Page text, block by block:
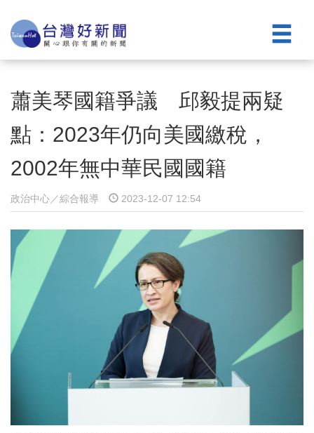
蕭美琴國籍爭議 邱毅提兩疑
點：2023年仍向美國繳稅，
2002年無中華民國國籍
政治中心／綜合報導 2023-12-07 12:54